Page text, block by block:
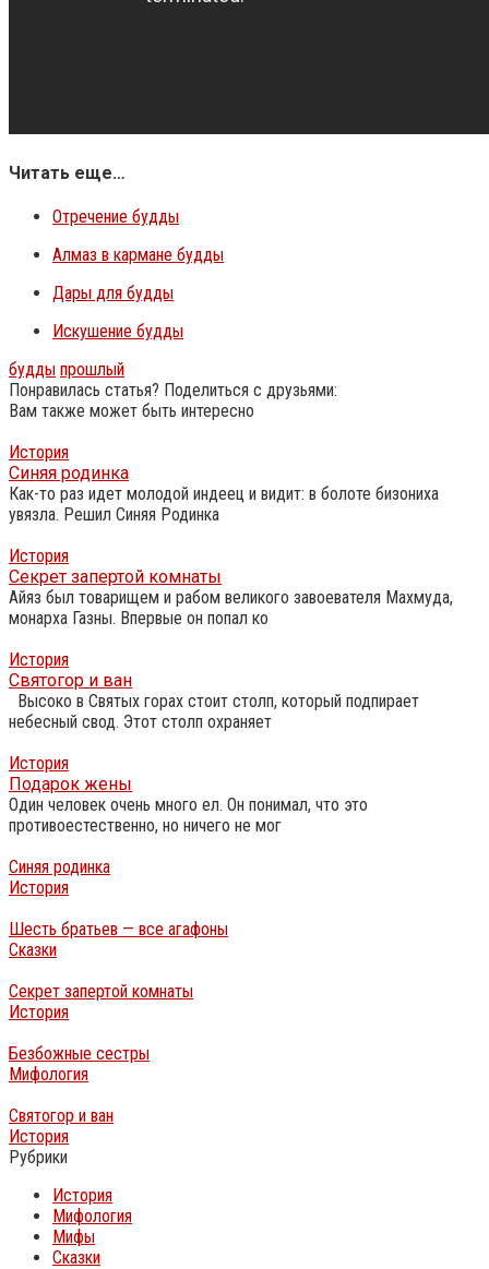
Читать еще…
Отречение будды
Алмаз в кармане будды
Дары для будды
Искушение будды
будды прошлый
Понравилась статья? Поделиться с друзьями:
Вам также может быть интересно
История
Синяя родинка
Как-то раз идет молодой индеец и видит: в болоте бизониха
увязла. Решил Синяя Родинка
История
Секрет запертой комнаты
Айяз был товарищем и рабом великого завоевателя Махмуда,
монарха Газны. Впервые он попал ко
История
Святогор и ван
Высоко в Святых горах стоит столп, который подпирает
небесный свод. Этот столп охраняет
История
Подарок жены
Один человек очень много ел. Он понимал, что это
противоестественно, но ничего не мог
Синяя родинка
История
Шесть братьев — все агафоны
Сказки
Секрет запертой комнаты
История
Безбожные сестры
Мифология
Святогор и ван
История
Рубрики
История
Мифология
Мифы
Сказки